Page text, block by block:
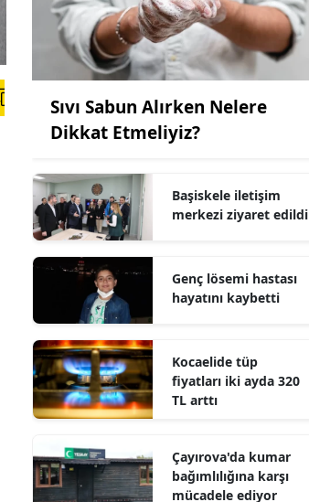
Uşak
Van
Yozgat
Zonguldak
Bayburt
Kırıkkale
Şırnak
Bartın
Iğdır
Sıvı Sabun Alırken Nelere
Dikkat Etmeliyiz?
Başiskele iletişim
merkezi ziyaret edildi
Genç lösemi hastası
hayatını kaybetti
Kocaelide tüp
fiyatları iki ayda 320
TL arttı
Çayırova'da kumar
bağımlılığına karşı
mücadele ediyor